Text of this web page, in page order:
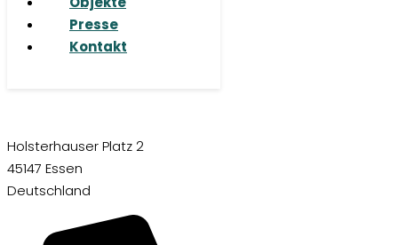
Presse
Kontakt
Holsterhauser Platz 2
45147 Essen
Deutschland